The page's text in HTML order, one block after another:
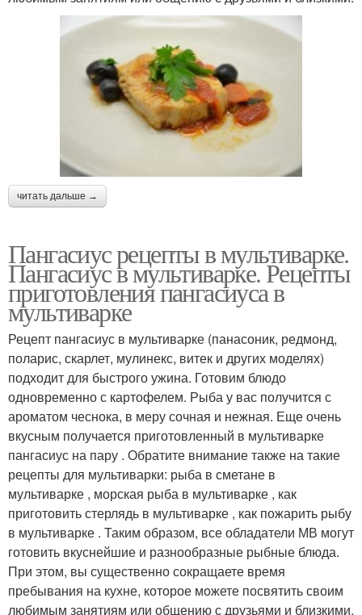
читать дальше →
Пангасиус рецепты в мультиварке.
Пангасиус в мультиварке. Рецепты
приготовления пангасиуса в
мультиварке
Рецепт пангасиус в мультиварке (панасоник, редмонд,
поларис, скарлет, мулинекс, витек и других моделях)
подходит для быстрого ужина. Готовим блюдо
одновременно с картофелем. Рыба у вас получится с
ароматом чеснока, в меру сочная и нежная. Еще очень
вкусным получается приготовленный в мультиварке
пангасиус на пару . Обратите внимание также на такие
рецепты для мультиварки: рыба в сметане в
мультиварке , морская рыба в мультиварке , как
приготовить стерлядь в мультиварке , как пожарить рыбу
в мультиварке . Таким образом, все обладатели МВ могут
готовить вкуснейшие и разнообразные рыбные блюда.
При этом, вы существенно сокращаете время
пребывания на кухне, которое можете посвятить своим
любимым занятиям или общению с друзьями и близкими.